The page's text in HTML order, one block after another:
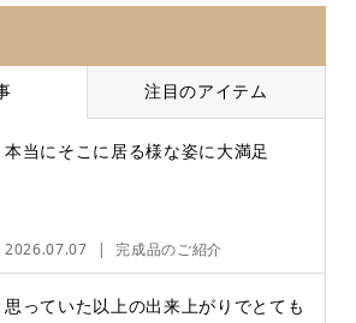
注目のアイテム
本当にそこに居る様な姿に大満足
2026.07.07 完成品のご紹介
思っていた以上の出来上がりでとても